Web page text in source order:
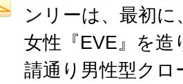
ンリーは、最初
女性『EVE』を造
請通り男性型クロ